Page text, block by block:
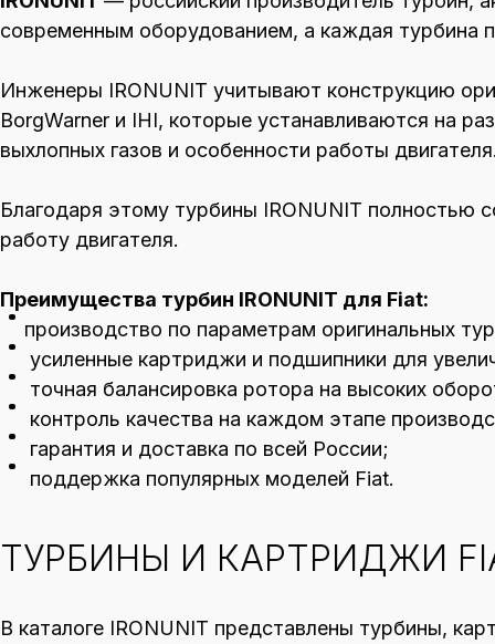
современным оборудованием, а каждая турбина
Инженеры IRONUNIT учитывают конструкцию
BorgWarner и IHI, которые устанавливаются на
выхлопных газов и особенности работы
Благодаря этому турбины IRONUNIT полностью
работу двигателя.
Преимущества турбин IRONUNIT для Fiat:
производство по параметрам оригинальных
усиленные картриджи и подшипники для
точная балансировка ротора на высоких
контроль качества на каждом этапе
гарантия и доставка по всей России;
поддержка популярных моделей Fiat.
ТУРБИНЫ И КАРТРИДЖИ
В каталоге IRONUNIT представлены турбины,